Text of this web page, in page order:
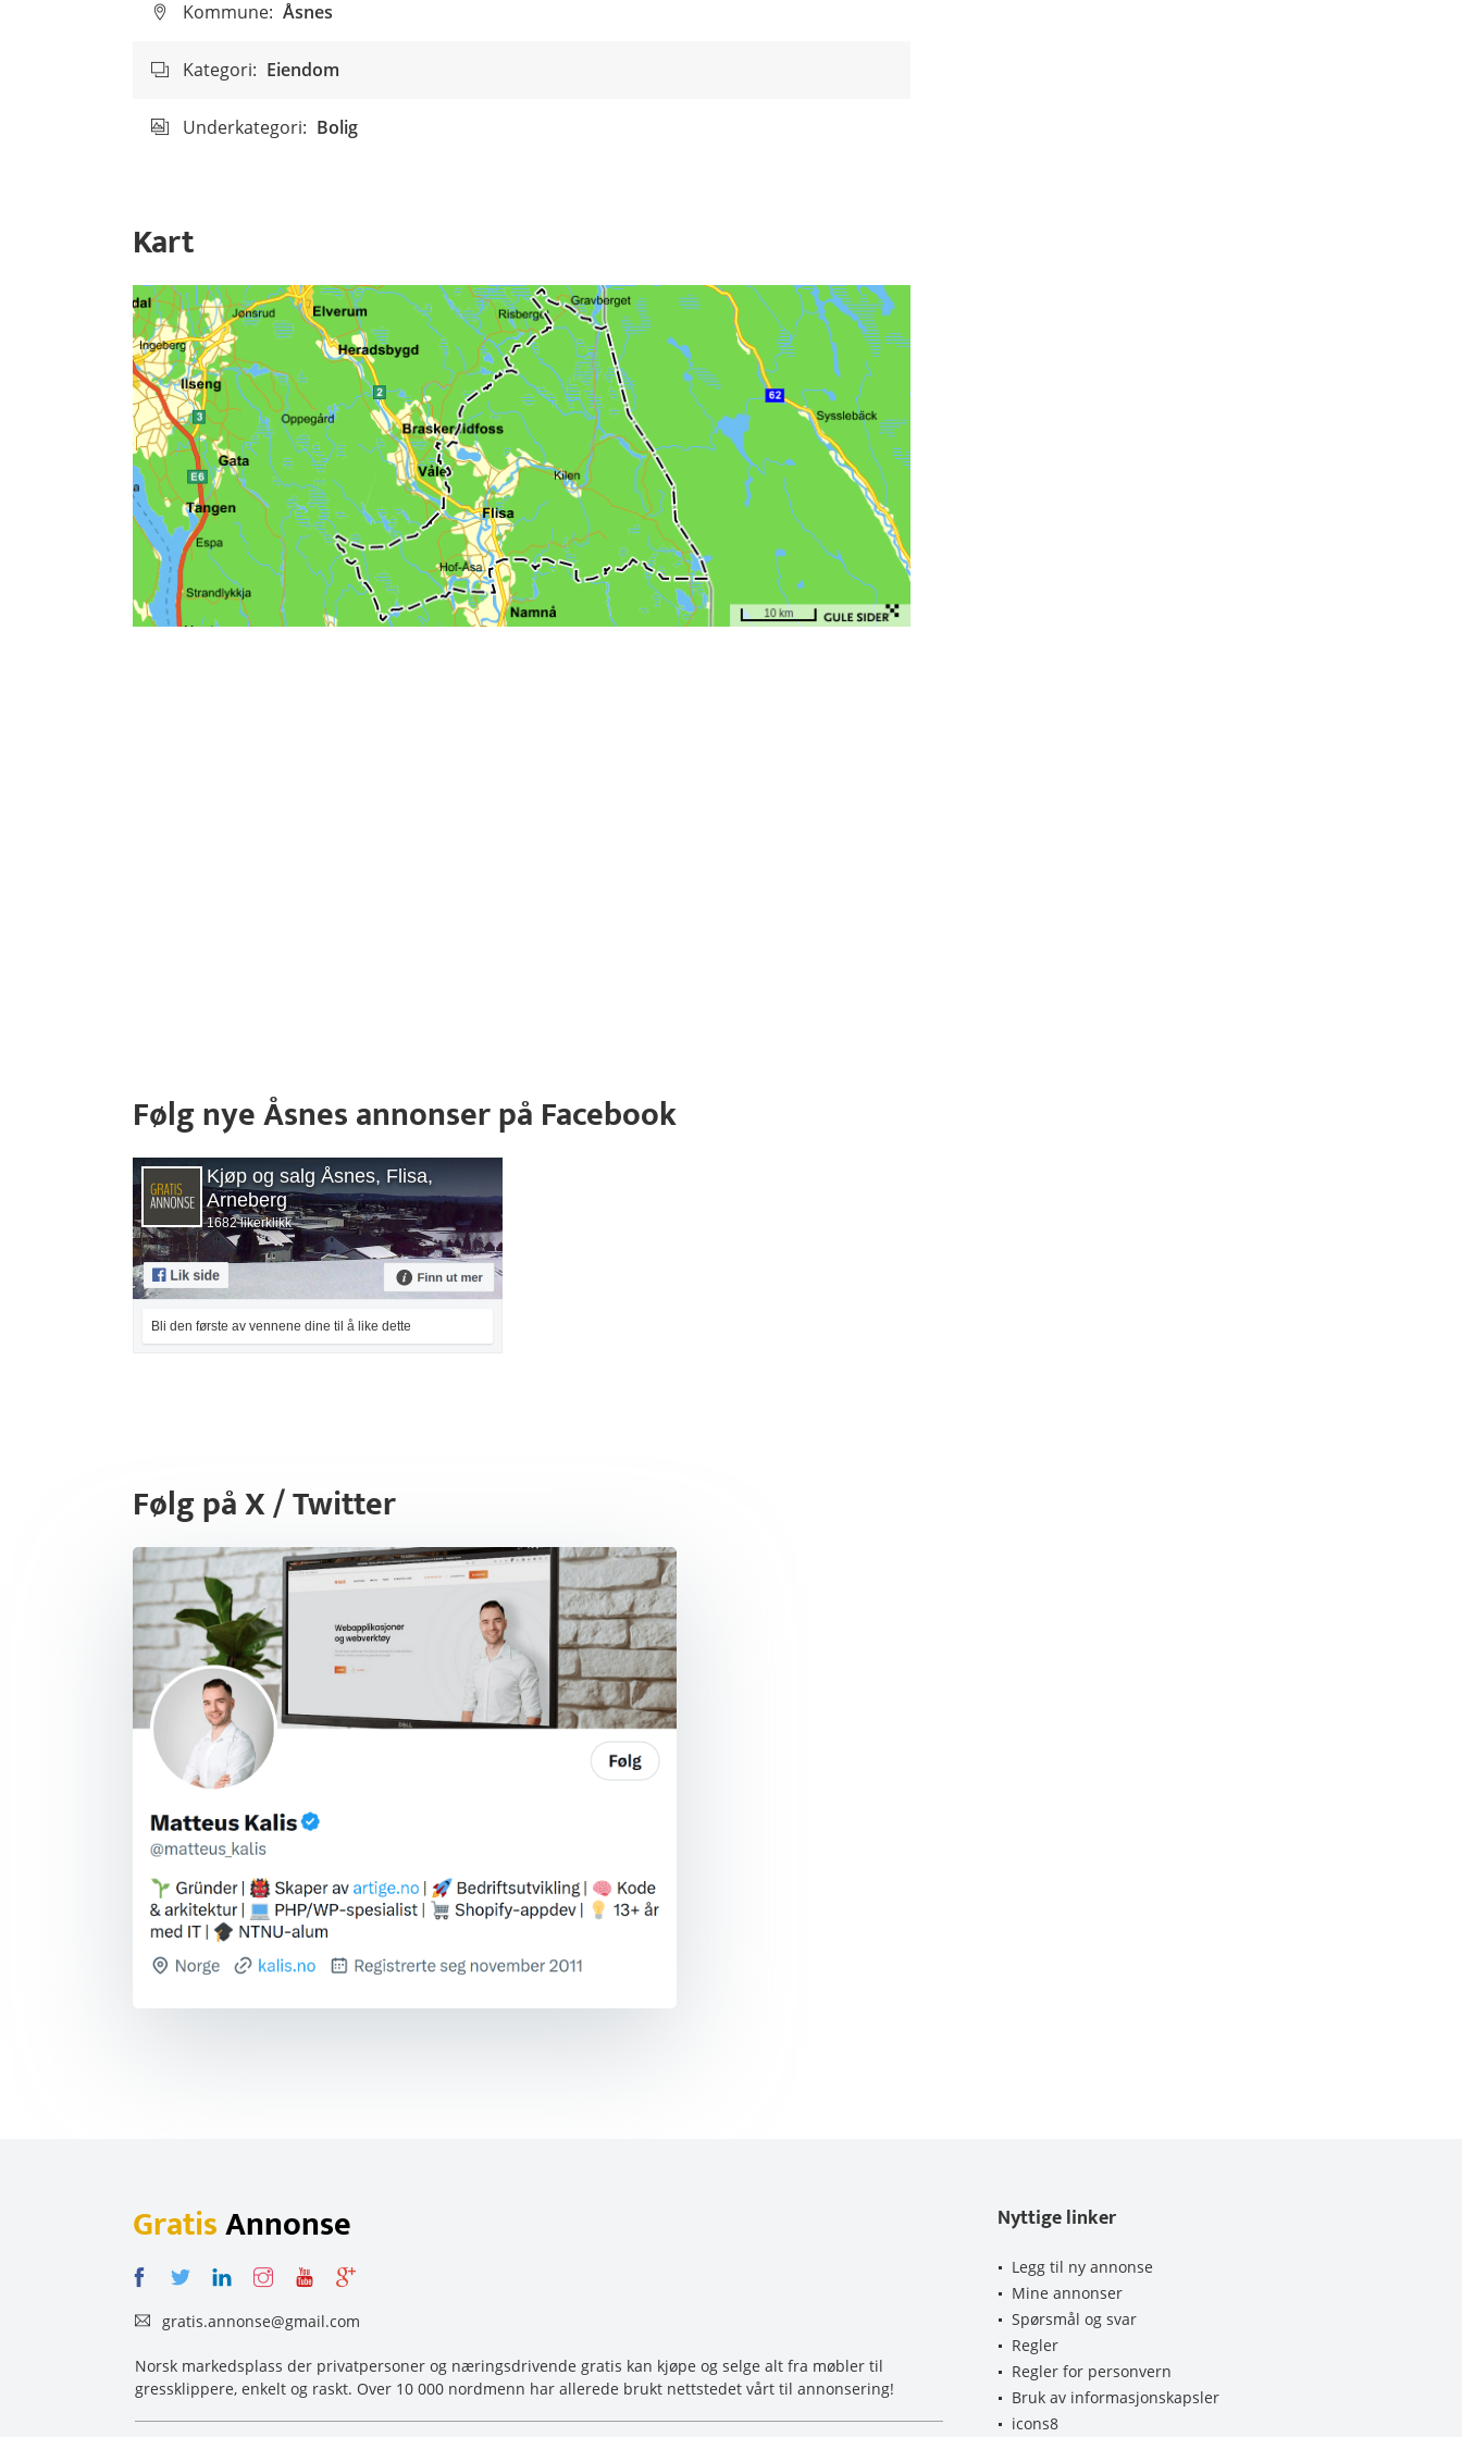
Kommune: Åsnes
Kategori: Eiendom
Underkategori: Bolig
Kart
Følg nye Åsnes annonser på Facebook
Kjøp og salg Åsnes, Flisa,
Arneberg
1682 likerklikk
Bli den første av vennene dine til å like dette
Følg på X / Twitter
GratisAnnonse
gratis.annonse@gmail.com
Norsk markedsplass der privatpersoner og næringsdrivende gratis kan kjøpe og selge alt fra møbler til
gressklippere, enkelt og raskt. Over 10 000 nordmenn har allerede brukt nettstedet vårt til annonsering!
Nyttige linker
Legg til ny annonse
Mine annonser
Spørsmål og svar
Regler
Regler for personvern
Bruk av informasjonskapsler
icons8